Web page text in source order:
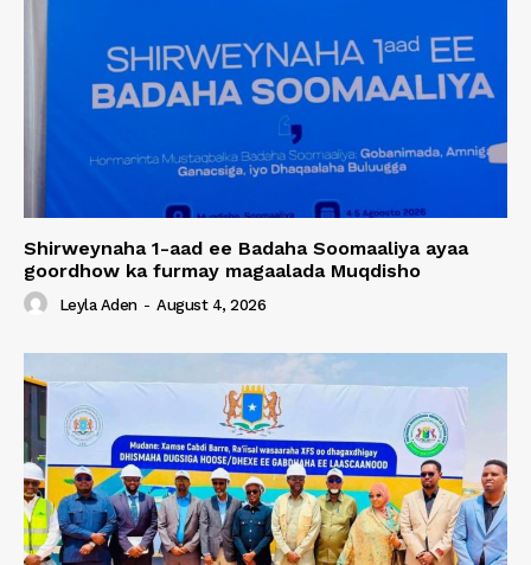
Shirweynaha 1-aad ee Badaha Soomaaliya ayaa
goordhow ka furmay magaalada Muqdisho
Leyla Aden - August 4, 2026